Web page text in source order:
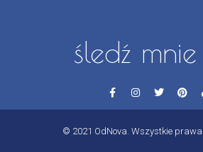
śledź
© 2021 OdNova. Wszystkie prawa